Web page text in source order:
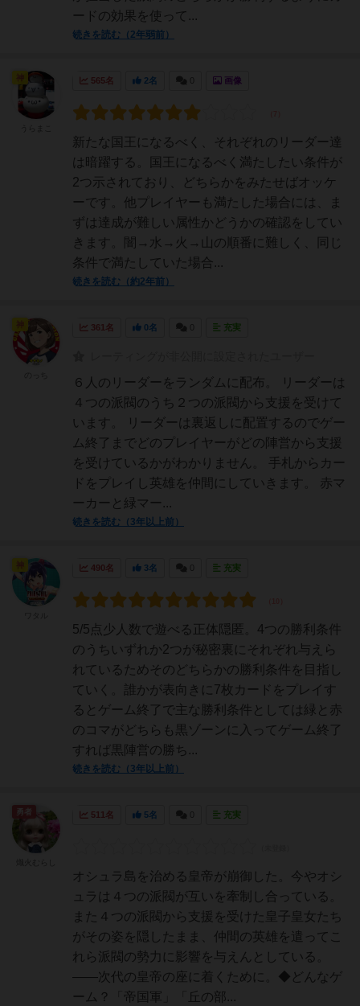
ードの効果を使って...
続きを読む（2年弱前）
565名 2名 画像
新たな国王になるべく、それぞれのリーダー達
は暗躍する。国王になるべく満たしたい条件が
2つ示されており、どちらかをみたせばオッケ
ーです。他プレイヤーも満たした場合には、ま
ずは達成が難しい属性かどうかの確認をしてい
きます。闇→水→火→山の順番に難しく、同じ
条件で満たしていた場合...
続きを読む（約2年前）
神
361名 0名 充実
６人のリーダーをランダムに配布。 リーダーは
４つの派閥のうち２つの派閥から支援を受けて
います。 リーダーは裏返しに配置するのでゲー
ム終了までどのプレイヤーがどの陣営から支援
を受けているかがわかりません。 手札からカー
ドをプレイし英雄を仲間にしていきます。 赤マ
ーカーと緑マー...
続きを読む（3年以上前）
神
490名 3名 充実
5/5点少人数で遊べる正体隠匿。4つの勝利条件
のうちいずれか2つが秘密裏にそれぞれ与えら
れているためそのどちらかの勝利条件を目指し
ていく。誰かが表向きに7枚カードをプレイす
るとゲーム終了で主な勝利条件としては緑と赤
のコマがどちらも黒ゾーンに入ってゲーム終了
すれば黒陣営の勝ち...
続きを読む（3年以上前）
神
511名 5名 充実
オシュラ島を治める皇帝が崩御した。今やオシ
ュラは４つの派閥が互いを牽制し合っている。
また４つの派閥から支援を受けた皇子皇女たち
がその姿を隠したまま、仲間の英雄を遣ってこ
れら派閥の勢力に影響を与えんとしている。
――次代の皇帝の座に着くために。◆どんなゲ
ーム？「帝国軍」「丘の部...
勇者